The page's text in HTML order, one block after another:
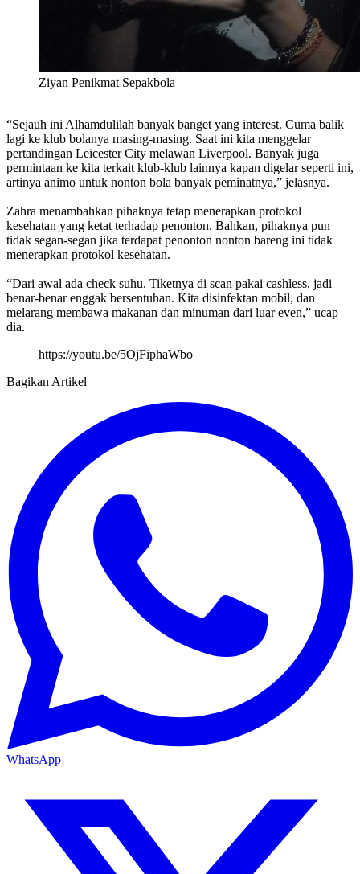
Ziyan Penikmat Sepakbola
“Sejauh ini Alhamdulilah banyak banget yang interest. Cuma balik
lagi ke klub bolanya masing-masing. Saat ini kita menggelar
pertandingan Leicester City melawan Liverpool. Banyak juga
permintaan ke kita terkait klub-klub lainnya kapan digelar seperti ini,
artinya animo untuk nonton bola banyak peminatnya,” jelasnya.
Zahra menambahkan pihaknya tetap menerapkan protokol
kesehatan yang ketat terhadap penonton. Bahkan, pihaknya pun
tidak segan-segan jika terdapat penonton nonton bareng ini tidak
menerapkan protokol kesehatan.
“Dari awal ada check suhu. Tiketnya di scan pakai cashless, jadi
benar-benar enggak bersentuhan. Kita disinfektan mobil, dan
melarang membawa makanan dan minuman dari luar even,” ucap
dia.
https://youtu.be/5OjFiphaWbo
Bagikan Artikel
WhatsApp